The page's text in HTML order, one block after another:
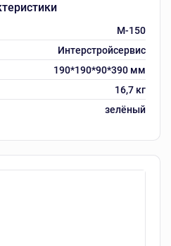
M-150
Интерстройсервис
190*190*90*390 мм
16,7 кг
зелёный